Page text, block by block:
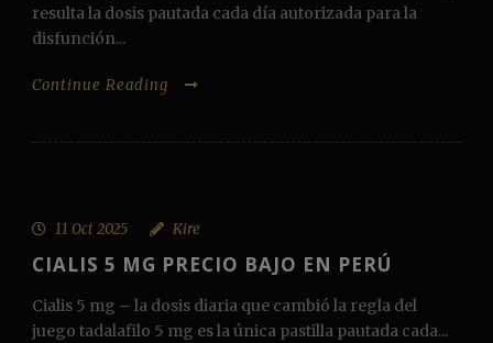
resulta la dosis pautada cada día autorizada para la
disfunción...
Continue Reading
11 Oct 2025 Kire
CIALIS 5 MG PRECIO BAJO EN PERÚ
Cialis 5 mg – la dosis diaria que cambió la regla del
juego tadalafilo 5 mg es la única pastilla pautada cada...